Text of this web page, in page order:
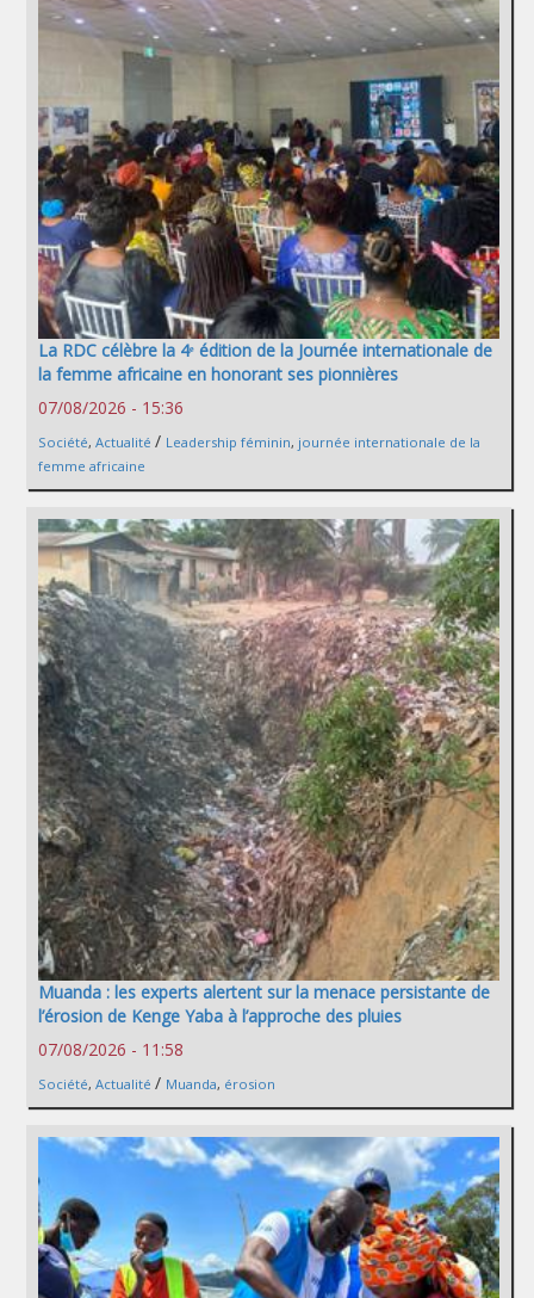
La RDC célèbre la 4ᵉ édition de la Journée internationale de
la femme africaine en honorant ses pionnières
07/08/2026 - 15:36
Société, Actualité / Leadership féminin, journée internationale de la
femme africaine
Muanda : les experts alertent sur la menace persistante de
l’érosion de Kenge Yaba à l’approche des pluies
07/08/2026 - 11:58
Société, Actualité / Muanda, érosion